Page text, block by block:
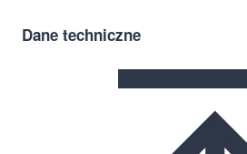
Dane techniczne